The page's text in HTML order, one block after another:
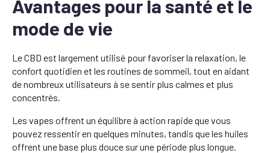
Avantages pour la santé et le
mode de vie
Le CBD est largement utilisé pour favoriser la relaxation, le
confort quotidien et les routines de sommeil, tout en aidant
de nombreux utilisateurs à se sentir plus calmes et plus
concentrés.
Les vapes offrent un équilibre à action rapide que vous
pouvez ressentir en quelques minutes, tandis que les huiles
offrent une base plus douce sur une période plus longue.